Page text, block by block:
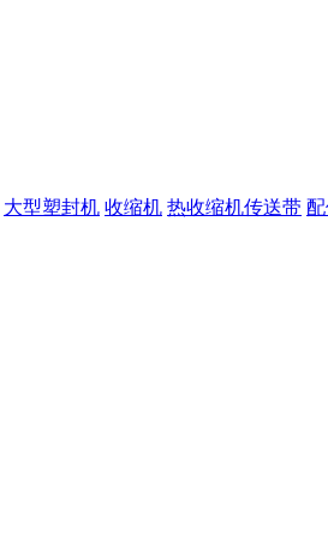
大型塑封机 收缩机 热收缩机传送带